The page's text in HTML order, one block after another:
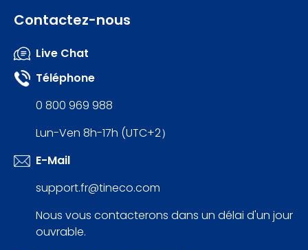
Contactez-nous
Live Chat
Téléphone
0 800 969 988
Lun-Ven 8h-17h (UTC+2）
E-Mail
support.fr@tineco.com
Nous vous contacterons dans un délai d'un jour
ouvrable.